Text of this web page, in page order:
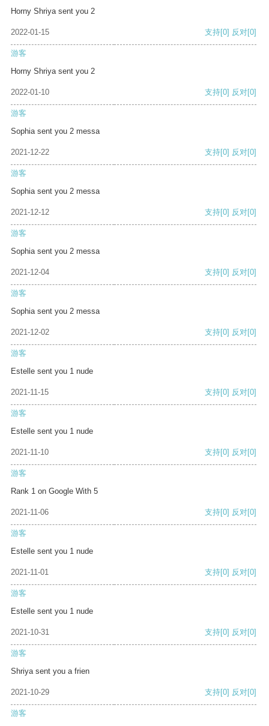
Horny Shriya sent you 2
2022-01-15 支持[0] 反对[0]
游客
Horny Shriya sent you 2
2022-01-10 支持[0] 反对[0]
游客
Sophia sent you 2 messa
2021-12-22 支持[0] 反对[0]
游客
Sophia sent you 2 messa
2021-12-12 支持[0] 反对[0]
游客
Sophia sent you 2 messa
2021-12-04 支持[0] 反对[0]
游客
Sophia sent you 2 messa
2021-12-02 支持[0] 反对[0]
游客
Estelle sent you 1 nude
2021-11-15 支持[0] 反对[0]
游客
Estelle sent you 1 nude
2021-11-10 支持[0] 反对[0]
游客
Rank 1 on Google With 5
2021-11-06 支持[0] 反对[0]
游客
Estelle sent you 1 nude
2021-11-01 支持[0] 反对[0]
游客
Estelle sent you 1 nude
2021-10-31 支持[0] 反对[0]
游客
Shriya sent you a frien
2021-10-29 支持[0] 反对[0]
游客